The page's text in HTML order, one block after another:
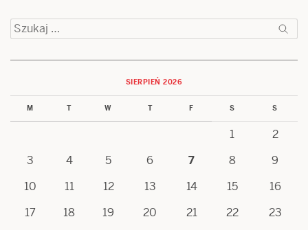
Szukaj:
SIERPIEŃ 2026
M T W T F S S
1
2
3
4 5 6 7 8
9
10
11 12 13 14 15
16
17
18 19 20 21 22
23